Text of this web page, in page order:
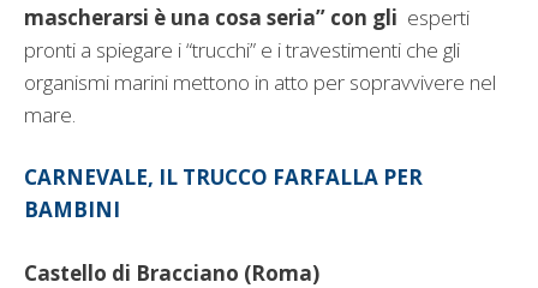
mascherarsi è una cosa seria” con gli esperti
pronti a spiegare i “trucchi” e i travestimenti che gli
organismi marini mettono in atto per sopravvivere nel
mare.
CARNEVALE, IL TRUCCO FARFALLA PER
BAMBINI
Castello di Bracciano (Roma)